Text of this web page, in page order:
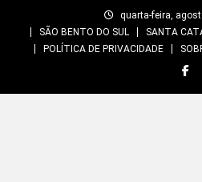
quarta-feira,
SÃO BENTO DO SUL
SANTA
POLÍTICA DE PRIVACIDADE